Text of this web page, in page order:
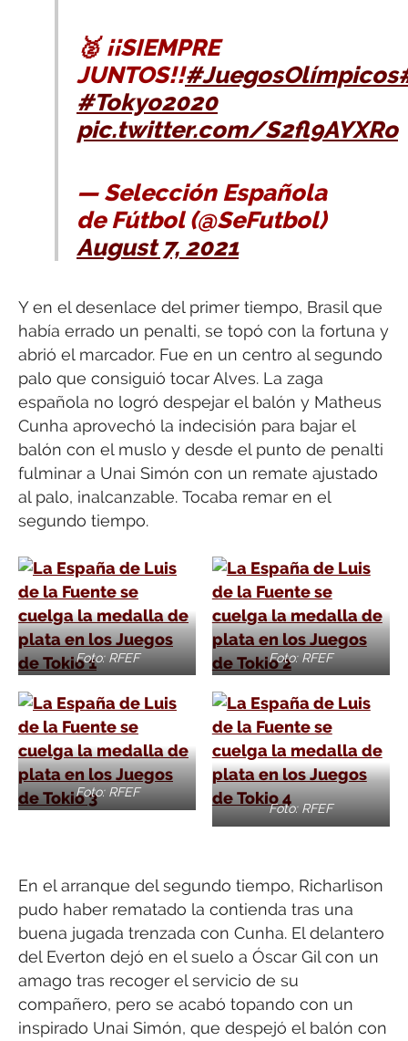
🥈 ¡¡SIEMPRE
JUNTOS!!#JuegosOlímpicos
#Tokyo2020
pic.twitter.com/S2fl9AYXRo
— Selección Española
de Fútbol (@SeFutbol)
August 7, 2021
Y en el desenlace del primer tiempo, Brasil que
había errado un penalti, se topó con la fortuna y
abrió el marcador. Fue en un centro al segundo
palo que consiguió tocar Alves. La zaga
española no logró despejar el balón y Matheus
Cunha aprovechó la indecisión para bajar el
balón con el muslo y desde el punto de penalti
fulminar a Unai Simón con un remate ajustado
al palo, inalcanzable. Tocaba remar en el
segundo tiempo.
Foto: RFEF Foto: RFEF
Foto: RFEF
Foto: RFEF
En el arranque del segundo tiempo, Richarlison
pudo haber rematado la contienda tras una
buena jugada trenzada con Cunha. El delantero
del Everton dejó en el suelo a Óscar Gil con un
amago tras recoger el servicio de su
compañero, pero se acabó topando con un
inspirado Unai Simón, que despejó el balón con